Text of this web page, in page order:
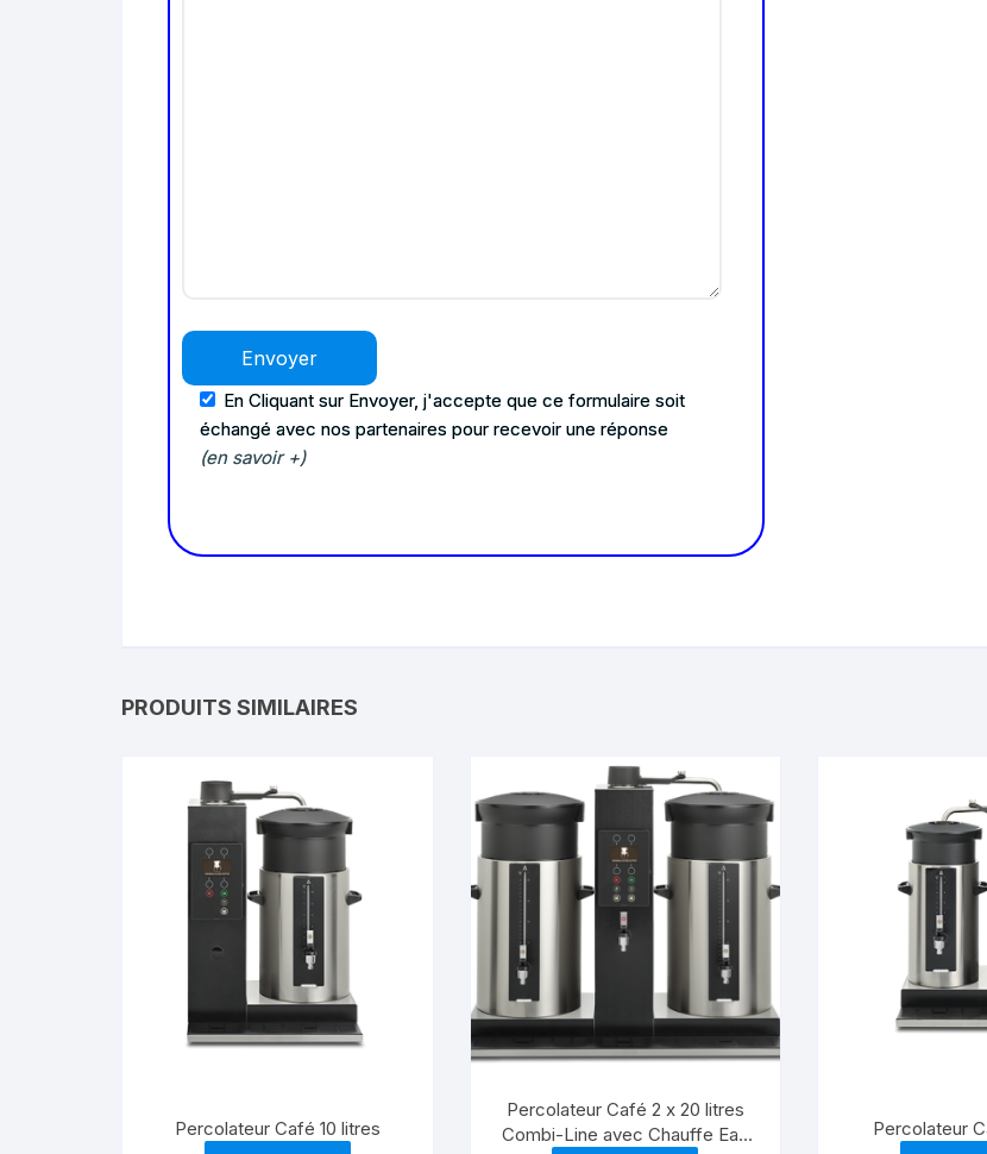
En Cliquant sur Envoyer, j'accepte que ce formulaire soit
échangé avec nos partenaires pour recevoir une réponse
(en savoir +)
PRODUITS SIMILAIRES
Percolateur Café 10 litres
Percolateur Café 2 x 20 litres
Combi-Line avec Chauffe Eau
Percolateur